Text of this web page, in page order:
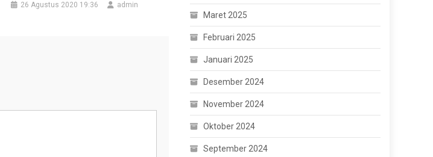
26 Agustus 2020 19:36 admin
Maret 2025
Februari 2025
Januari 2025
Desember 2024
November 2024
Oktober 2024
September 2024